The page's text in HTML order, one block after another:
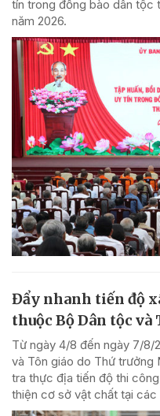
tín trong đồng bào dân tộc
năm 2026.
Đẩy nhanh tiến độ
thuộc Bộ Dân tộc và
Từ ngày 4/8 đến ngày 7/
và Tôn giáo do Thứ trưởng
tra thực địa tiến độ thi
thiện cơ sở vật chất tại các